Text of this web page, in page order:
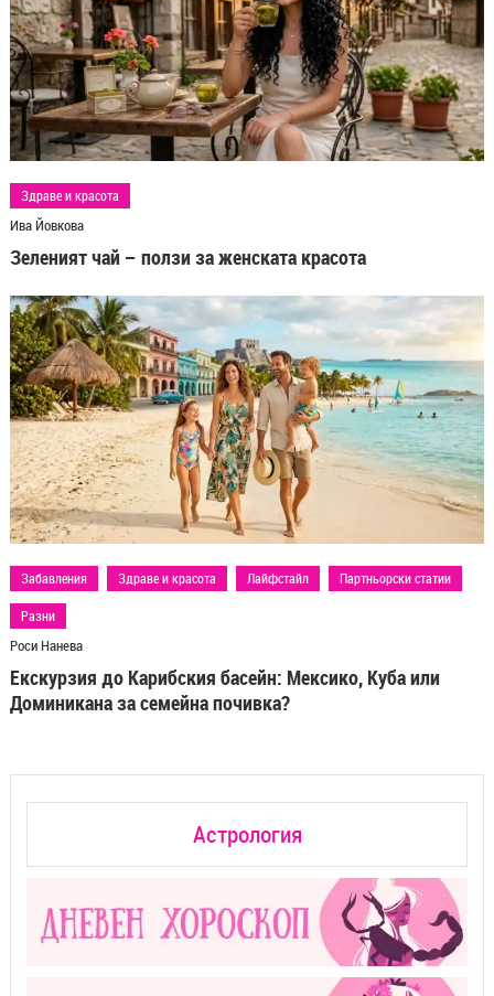
Здраве и красота
Ива Йовкова
Зеленият чай – ползи за женската красота
Забавления Здраве и красота Лайфстайл Партньорски статии
Разни
Роси Нанева
Екскурзия до Карибския басейн: Мексико, Куба или
Доминикана за семейна почивка?
Астрология